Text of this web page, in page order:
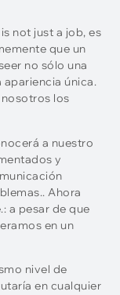
not just a job, es
que un
no sólo una
única.
los
a nuestro
y
Ahora
a pesar de que
en un
nivel de
en cualquier